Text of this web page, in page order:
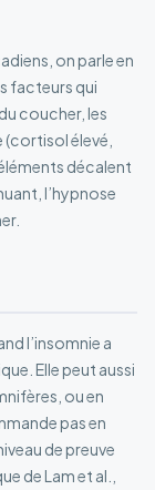
on parle en
facteurs qui
coucher, les
élevé,
décalent
l’hypnose
l’insomnie a
Elle peut aussi
ou en
pas en
de preuve
de Lam et al.,